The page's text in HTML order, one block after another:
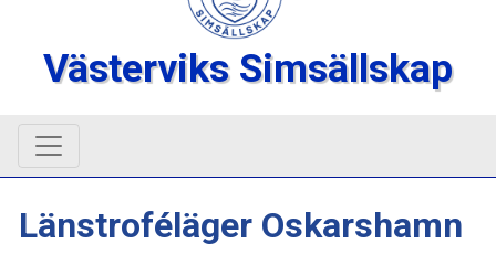
Västerviks Simsällskap
Länstroféläger Oskarshamn